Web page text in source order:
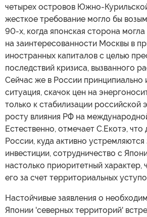
четырех островов Южно-
жесткое требование могло бы
90-х, когда японская сторона
на заинтересованности Москвы в
иностранных капиталов с целью
последствий кризиса, вызванного
Сейчас же в России принципиально
ситуация, скачок цен на
только к стабилизации российской
росту влияния РФ на
Естественно, отмечает С.Екотэ,
России, куда активно
инвестиции, сотрудничество с
настолько приоритетный характер,
его за счет территориальных
Настойчивые заявления о
Японии 'северных территорий'